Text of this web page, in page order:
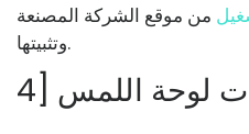
من موقع الشركة المصنعة
وتثبيتها.